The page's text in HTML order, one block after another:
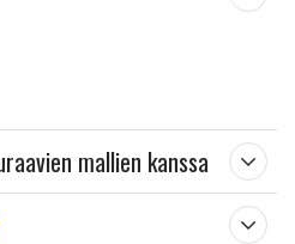
mallien kanssa